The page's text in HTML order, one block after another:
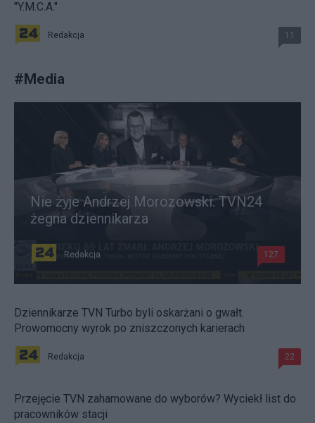
"Y.M.C.A."
Redakcja 11
#Media
Nie żyje Andrzej Morozowski. TVN24
żegna dziennikarza
Redakcja 127
Dziennikarze TVN Turbo byli oskarżani o gwałt.
Prowomocny wyrok po zniszczonych karierach
Redakcja 22
Przejęcie TVN zahamowane do wyborów? Wyciekł list do
pracowników stacji